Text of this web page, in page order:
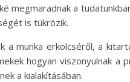
megmaradnak a
is tükrözik.
munka erkölcséről, a
hogyan viszonyulnak
a kialakításában.